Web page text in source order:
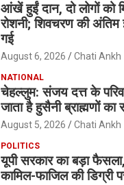
आंखें हुईं दान, दो लोगों को
रोशनी; शिवचरण की अंतिम
गई
August 6, 2026 Chati Ankh
NATIONAL
चेहल्लुम: संजय दत्त के
जाता है हुसैनी ब्राह्मणों
August 5, 2026 Chati Ankh
POLITICS
यूपी सरकार का बड़ा
कामिल-फाजिल की डिग्री